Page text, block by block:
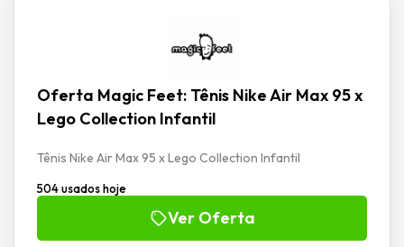
Oferta Magic Feet: Tênis Nike Air Max 95 x
Lego Collection Infantil
Tênis Nike Air Max 95 x Lego Collection Infantil
504 usados hoje
Ver Oferta